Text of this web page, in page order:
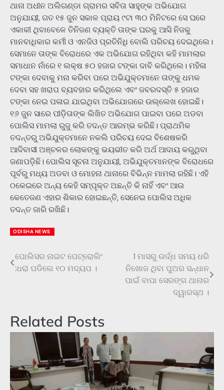
ଥାନା ଅଧୀନ ଅଲିଗଣ୍ଡା ଗ୍ରାମର ସବିତା ସାହୁଙ୍କ ଅଭିଯୋଗ
ଅନୁଯାୟୀ, ଗତ ୧୫ ଜୁନ ସକାଳ ପ୍ରାୟ ୯ଟା ୩୦ ମିନିଟରେ ସେ ଘରେ
ଏକାକୀ ଥିବାବେଳେ ତିନିଜଣ ବ୍ୟକ୍ତି ତାଙ୍କ ଘରକୁ ଆସି ନିଜକୁ
ମାନବାଧିକାର କର୍ମୀ ଓ ଏନଜିଓ ପ୍ରତିନିଧି ବୋଲି ପରିଚୟ ଦେଇଥିଲେ।
ସେମାନେ ତାଙ୍କ ବିରୋଧରେ ଏକ ଅଭିଯୋଗ ରହିଥିବା କହି ମାମଲାର
ସମାଧାନ ନାଁରେ ୧ ଲକ୍ଷ ୫୦ ହଜାର ଟଙ୍କା ଦାବି କରିଥିଲେ। ମହିଳା
ଟଙ୍କା ଦେବାକୁ ମନା କରିବା ପରେ ଅଭିଯୁକ୍ତମାନେ ତାଙ୍କୁ ଧମକ
ଦେବା ସହ ଖରାପ ବ୍ୟବହାର କରିଥିଲେ ଏବଂ ଜବରଦସ୍ତି ୫ ହଜାର
ଟଙ୍କା ନେଇ ପଳାଇ ଯାଇଥିବା ଅଭିଯୋଗରେ ଉଲ୍ଲେଖ ହୋଇଛି।
୧୬ ଜୁନ ସାରେ ପୀଡ଼ିତାଙ୍କ ଲିଖିତ ଅଭିଯୋଗ ପାଇବା ପରେ ଅଡବା
ପୋଲିସ ମାମଲା ରୁଜୁ କରି ତଦନ୍ତ ଆରମ୍ଭ କରିଛି। ପ୍ରାଥମିକ
ତଦନ୍ତରୁ ଅଭିଯୁକ୍ତମାନେ ନକଲି ପରିଚୟ ଦେଇ ବିଶେଷକରି
ଆଦିବାସୀ ଅଞ୍ଚଳର ଲୋକଙ୍କୁ ଭୟଭୀତ କରି ଅର୍ଥ ଆଦାୟ କରୁଥିବା
ଜଣାପଡ଼ିଛି। ପୋଲିସ ସୂଚନା ଅନୁଯାୟୀ, ଅଭିଯୁକ୍ତମାନଙ୍କ ବିରୋଧରେ
ପୂର୍ବରୁ ମଧ୍ୟ ଅଡବା ଓ ମୋହନା ଥାନାରେ ବିଭିନ୍ନ ମାମଲା ରହିଛି। ଏହି
ଠକେଇରେ ଅନ୍ୟ କେହି ସମ୍ପୃକ୍ତ ଅଛନ୍ତି କି ନାହିଁ ଏବଂ ଆଉ
କେତେଜଣ ଏହାର ଶିକାର ହୋଇଛନ୍ତି, ସେନେଇ ପୋଲିସ ଅଧିକ
ତଦନ୍ତ ଜାରି ରଖିଛି।
ODISHA NEWS
Post
navigation
ପୋଲିସର ନାଇଟ ପେଟ୍ରୋଲିଂ
:ଧରା ପଡିଲେ ୧୦ ମଦ୍ୟପ ।
1 ମାସରୁ ଉର୍ଦ୍ଧ ସମୟ ଧରି
ନିଖୋଜ ଥିବା ପୁଅର ସନ୍ଧାନ
ପାଇଁ ବାପା ସେରଙ୍ଗ ଥାନାର
ଦ୍ୱାରସ୍ଥ ।
Related Posts